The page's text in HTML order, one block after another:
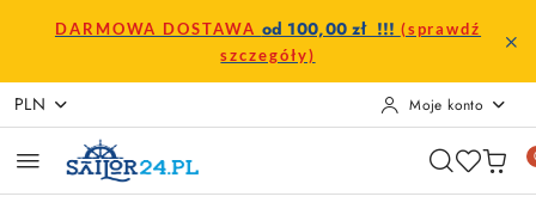
Przejdź do treści głównej
Przejdź do wyszukiwarki
Przejdź do moje konto
Przejdź do menu głównego
Przejdź do stopki
DARMOWA DOSTAWA od 100,00 zł !!! (sprawdź
szczegóły)
PLN Moje konto